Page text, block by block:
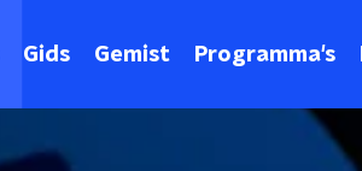
Gids Gemist Programma's